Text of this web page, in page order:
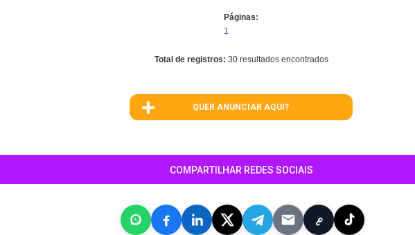
Páginas:
1
Total de registros: 30 resultados encontrados
QUER ANUNCIAR AQUI?
COMPARTILHAR REDES SOCIAIS